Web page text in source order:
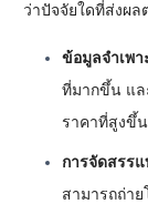
ว่าปัจจัยใดที่ส่งผล
ข้อมูลจำเพ
ที่มากขึ้น แล
ราคาที่สูงขึ้น
การจัดสรร
สามารถถ่าย